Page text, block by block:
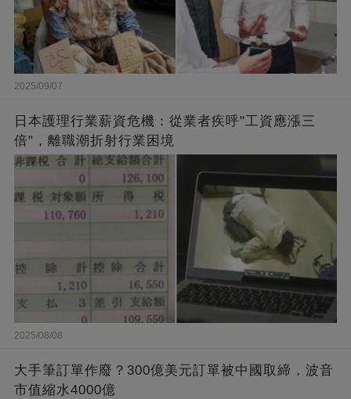
2025/09/07
日本護理行業薪資危機：從業者疾呼"工資應漲三
倍"，離職潮折射行業困境
2025/08/08
大手筆訂單作廢？300億美元訂單被中國取締，波音
市值縮水4000億